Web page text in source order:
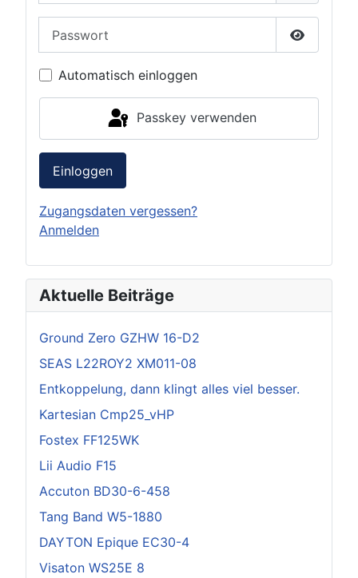
Passwort
Automatisch einloggen
Passkey verwenden
Einloggen
Zugangsdaten vergessen?
Anmelden
Aktuelle Beiträge
Ground Zero GZHW 16-D2
SEAS L22ROY2 XM011-08
Entkoppelung, dann klingt alles viel besser.
Kartesian Cmp25_vHP
Fostex FF125WK
Lii Audio F15
Accuton BD30-6-458
Tang Band W5-1880
DAYTON Epique EC30-4
Visaton WS25E 8